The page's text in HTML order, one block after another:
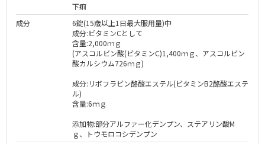
下痢
成分
6錠(15歳以上1日最大服用量)中
成分:ビタミンCとして
含量:2,000ｍｇ
(アスコルビン酸(ビタミンC)1,400ｍｇ、アスコルビン
酸カルシウム726ｍｇ)
成分:リボフラビン酪酸エステル(ビタミンB2酪酸エステ
ル)
含量:6ｍｇ
添加物:部分アルファー化デンプン、ステアリン酸M
ｇ、トウモロコシデンプン